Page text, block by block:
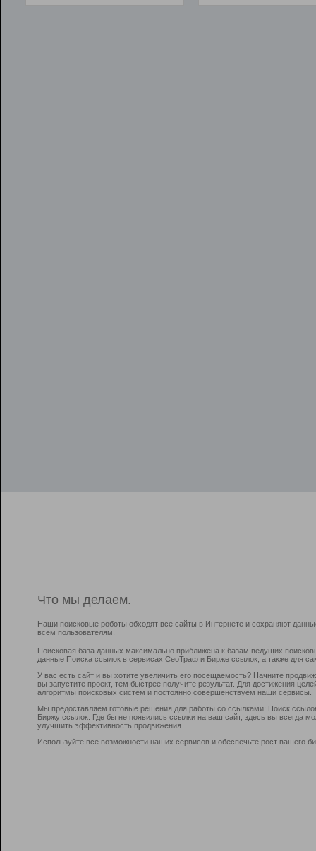
Что мы делаем.
Наши поисковые роботы обходят все сайты в Интернете и сохраняют
всем пользователям.
Поисковая база данных максимально приближена к базам ведущих
данные Поиска ссылок в сервисах СеоТраф и Бирже ссылок, а также для
У вас есть сайт и вы хотите увеличить его посещаемость? Начните
вы запустите проект, тем быстрее получите результат. Для достижения
алгоритмы поисковых систем и постоянно совершенствуем наши сервисы.
Мы предоставляем готовые решения для работы со ссылками: Поиск
Биржу ссылок. Где бы не появились ссылки на ваш сайт, здесь вы всегда
улучшить эффективность продвижения.
Используйте все возможности наших сервисов и обеспечьте рост вашего